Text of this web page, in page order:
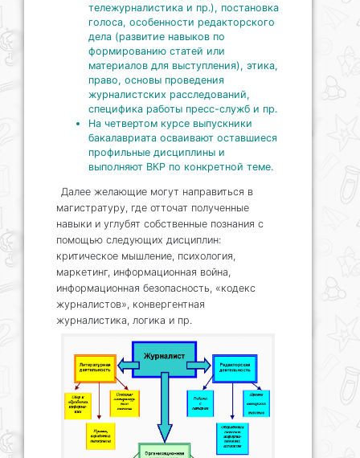
тележурналистика и пр.), постановка
голоса, особенности редакторского
дела (развитие навыков по
формированию статей или
материалов для выступления), этика,
право, основы проведения
журналистских расследований,
специфика работы пресс-служб и пр.
На четвертом курсе выпускники
бакалавриата осваивают оставшиеся
профильные дисциплины и
выполняют ВКР по конкретной теме.
Далее желающие могут направиться в
магистратуру, где отточат полученные
навыки и углубят собственные познания с
помощью следующих дисциплин:
критическое мышление, психология,
маркетинг, информационная война,
информационная безопасность, «кодекс
журналистов», конвергентная
журналистика, логика и пр.